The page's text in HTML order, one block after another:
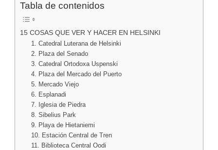
Tabla de contenidos
15 COSAS QUE VER Y HACER EN HELSINKI
1. Catedral Luterana de Helsinki
2. Plaza del Senado
3. Catedral Ortodoxa Uspenski
4. Plaza del Mercado del Puerto
5. Mercado Viejo
6. Esplanadi
7. Iglesia de Piedra
8. Sibelius Park
9. Playa de Hietaniemi
10. Estación Central de Tren
11. Biblioteca Central Oodi